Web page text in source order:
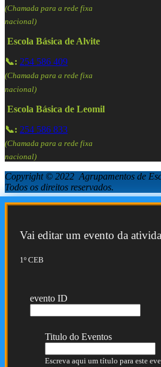
(Chamada para a rede fixa
nacional)
Escola Básica de Alvite
📞: 254 586 409
(Chamada para a rede fixa
nacional)
Escola Básica de Leomil
📞: 254 586 833
(Chamada para a rede fixa
nacional)
Copyright © 2022 Agrupamentos de
Todos os direitos reservados.
Vai editar um evento da
1º CEB
evento ID
Titulo do Eventos
Escreva aqui um título para este